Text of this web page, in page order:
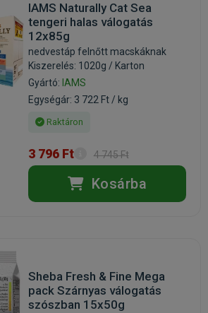
IAMS Naturally Cat Sea
tengeri halas válogatás
12x85g
nedvestáp felnőtt macskáknak
Kiszerelés: 1020g / Karton
Gyártó: IAMS
Egységár: 3 722 Ft / kg
Raktáron
3 796 Ft 4 745 Ft
Kosárba
Sheba Fresh & Fine Mega
pack Szárnyas válogatás
szószban 15x50g